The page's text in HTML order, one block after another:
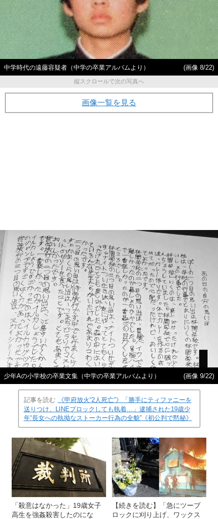
中学時代の遠藤容疑者（中学の卒業アルバムより）
(画像 8/22)
縦スクロールで次の写真へ
画像一覧を見る
少年Aの小学校の卒業文集（中学の卒業アルバムより） (画像 9/22)
記事を読む
《甲府放火“2人死亡”》「勝手にティファニーを
送りつけ、LINEブロックしても執着…」逮捕された19歳少
年“長女への執拗なストーカー行為の全貌”《初公判で黙秘》
「殺意はなかった」19歳女子
高生を強姦殺害したのにな
【続きを読む】「急にツーブ
ロックに刈り上げ、ワックス